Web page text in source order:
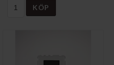
KÖP